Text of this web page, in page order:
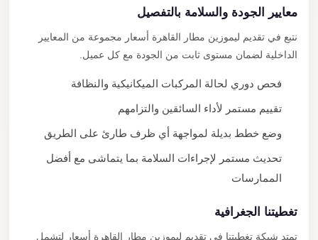
معايير الجودة والسلامة بالتفصيل
نتبع في تقديم ليموزين مطار القاهرة أسعار مجموعة من المعايير
الداخلية لضمان مستوى ثابت من الجودة مع كل عميل.
فحص دوري لحالة المركبات الميكانيكية والنظافة
تقييم مستمر لأداء السائقين والتزامهم
وضع خطط بديلة لمواجهة أي ظرف طارئ على الطريق
تحديث مستمر لإجراءات السلامة بما يتماشى مع أفضل
الممارسات
تغطيتنا الجغرافية
تمتد شبكة تغطيتنا في تقديم ليموزين مطار القاهرة أسعار لتشمل